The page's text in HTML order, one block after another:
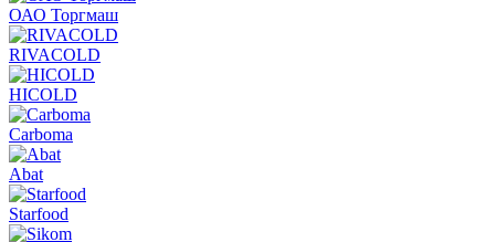
ОАО Торгмаш
RIVACOLD
HICOLD
Carboma
Abat
Starfood